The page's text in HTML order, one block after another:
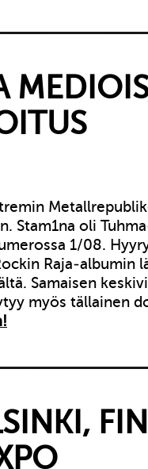
Stam1na oli
1/08.
Raja-albumin
Samaisen
myös tällainen